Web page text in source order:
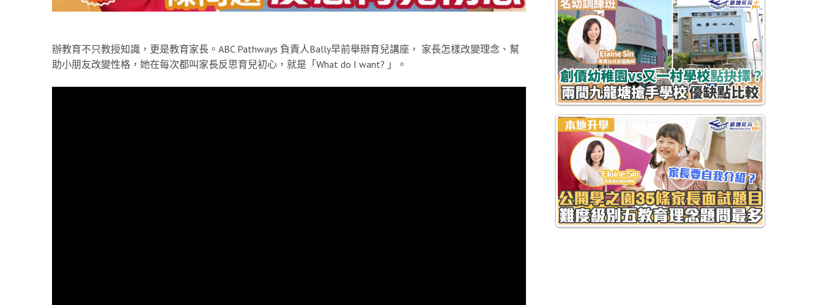
辦教育不只教授知識，更是教育家長。ABC Pathways 負責人Bally早前舉辦育兒講座， 家長怎樣改變理念、幫
助小朋友改變性格，她在每次都叫家長反思育兒初心，就是「What do I want? 」。